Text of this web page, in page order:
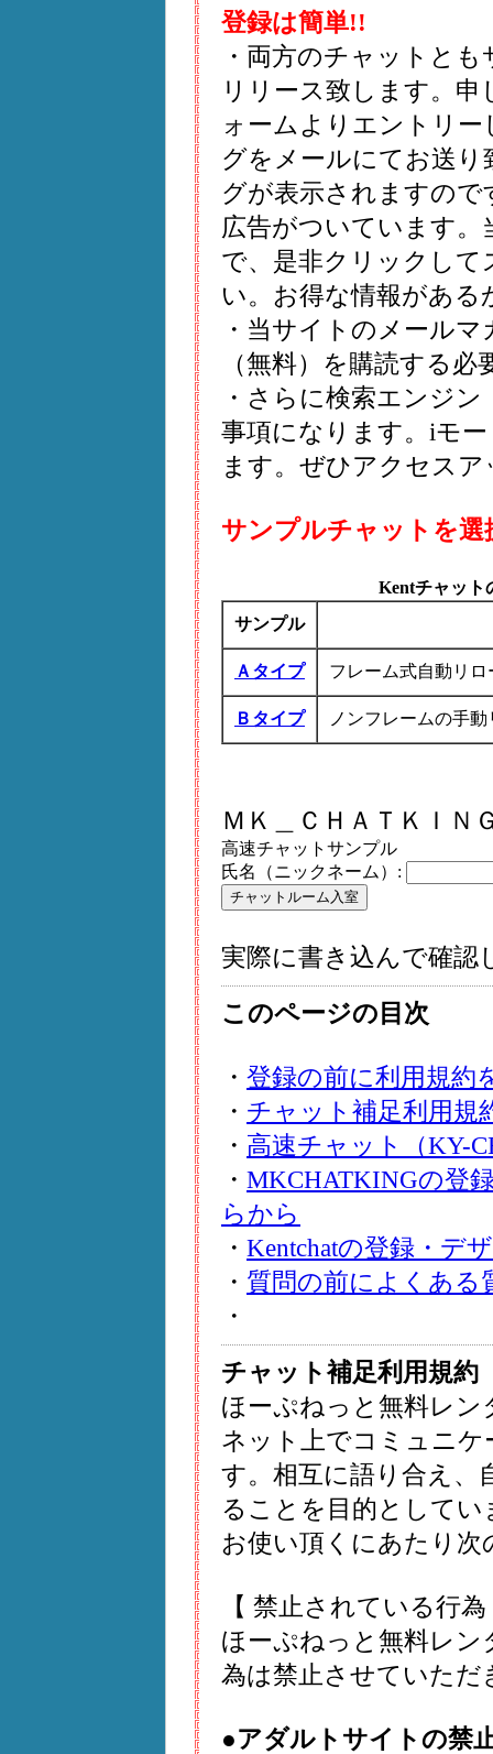
登録は簡単!!
・両方のチャットと
リリース致します。
ォームよりエントリ
グをメールにてお送り
グが表示されますの
広告がついています
で、是非クリックし
い。お得な情報があ
・当サイトのメール
（無料）を購読する
・さらに検索エンジ
事項になります。iモ
ます。ぜひアクセス
サンプルチャットを
Kentチャット
サンプル
Ａタイプ フレーム式自動リ
Ｂタイプ ノンフレームの手
ＭＫ＿ＣＨＡＴＫＩＮ
高速チャットサンプル
氏名（ニックネーム）:
実際に書き込んで確認
このページの目次
・ 登録の前に利用規約
・ チャット補足利用規
・ 高速チャット（KY-
・ MKCHATKINGの登
らから
・ Kentchatの登録・デ
・ 質問の前によくある
・
チャット補足利用規約
ほーぷねっと無料レ
ネット上でコミュニ
す。相互に語り合え、
ることを目的として
お使い頂くにあたり
【 禁止されている行為
ほーぷねっと無料レ
為は禁止させていただ
●アダルトサイトの禁